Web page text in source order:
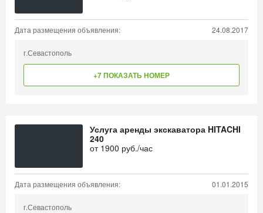
Дата размещения объявления: 24.08.2017
г.Севастополь
+7 ПОКАЗАТЬ НОМЕР
Услуга аренды экскаватора HITACHI
240
от 1900 руб./час
Дата размещения объявления: 01.01.2015
г.Севастополь